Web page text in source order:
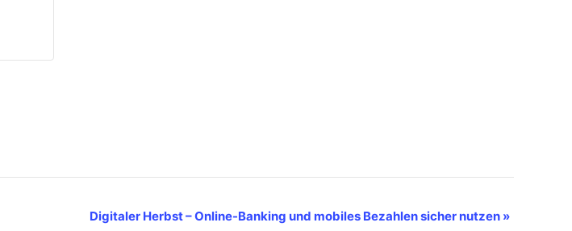
Digitaler Herbst – Online-Banking und mobiles Bezahlen sicher nutzen »